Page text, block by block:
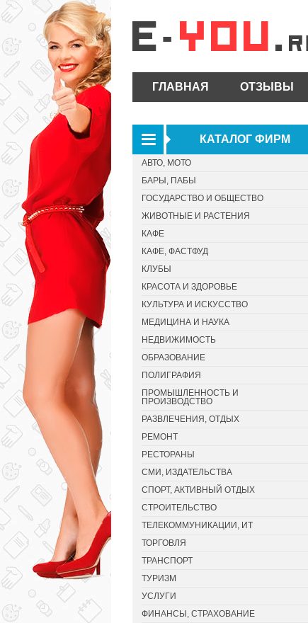
ГЛАВНАЯ ОТЗЫВЫ
КАТАЛОГ ФИРМ
АВТО, МОТО
БАРЫ, ПАБЫ
ГОСУДАРСТВО И ОБЩЕСТВО
ЖИВОТНЫЕ И РАСТЕНИЯ
КАФЕ
КАФЕ, ФАСТФУД
КЛУБЫ
КРАСОТА И ЗДОРОВЬЕ
КУЛЬТУРА И ИСКУССТВО
МЕДИЦИНА И НАУКА
НЕДВИЖИМОСТЬ
ОБРАЗОВАНИЕ
ПОЛИГРАФИЯ
ПРОМЫШЛЕННОСТЬ И
ПРОИЗВОДСТВО
РАЗВЛЕЧЕНИЯ, ОТДЫХ
РЕМОНТ
РЕСТОРАНЫ
СМИ, ИЗДАТЕЛЬСТВА
СПОРТ, АКТИВНЫЙ ОТДЫХ
СТРОИТЕЛЬСТВО
ТЕЛЕКОММУНИКАЦИИ, ИТ
ТОРГОВЛЯ
ТРАНСПОРТ
ТУРИЗМ
УСЛУГИ
ФИНАНСЫ, СТРАХОВАНИЕ